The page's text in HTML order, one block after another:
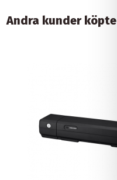
Andra kunder